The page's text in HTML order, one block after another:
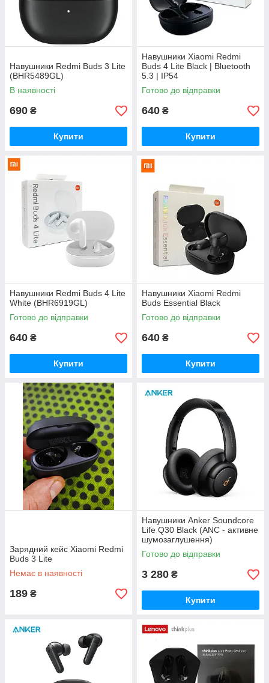
Навушники Redmi Buds 3 Lite
(BHR5489GL)
В наявності
690 ₴
Купити
Навушники Xiaomi Redmi
Buds 4 Lite Black | Bluetooth
5.3 | IP54
Готово до відправки
640 ₴
Купити
Навушники Redmi Buds 4 Lite
White (BHR6919GL)
Готово до відправки
640 ₴
Купити
Навушники Xiaomi Redmi
Buds Essential Black
Готово до відправки
640 ₴
Купити
Зарядний кейс Xiaomi Redmi
Buds 3 Lite
Немає в наявності
189 ₴
Навушники Anker Soundcore
Life Q30 Black (ANC - активне
шумозаглушення)
Готово до відправки
3 280 ₴
Купити